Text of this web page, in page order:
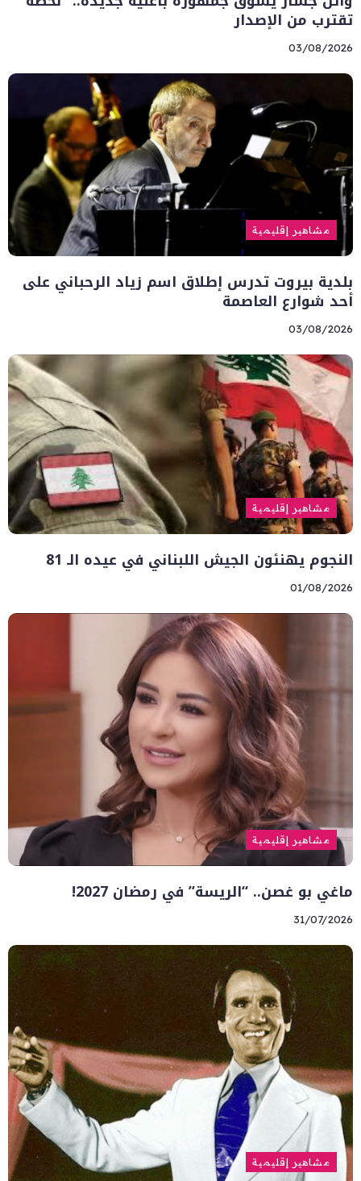
تقترب من الإصدار
03/08/2026
مشاهير إقليمية
بلدية بيروت تدرس إطلاق اسم زياد الرحباني على
أحد شوارع العاصمة
03/08/2026
مشاهير إقليمية
النجوم يهنئون الجيش اللبناني في عيده الـ 81
01/08/2026
مشاهير إقليمية
ماغي بو غصن.. “الريسة” في رمضان 2027!
31/07/2026
مشاهير إقليمية